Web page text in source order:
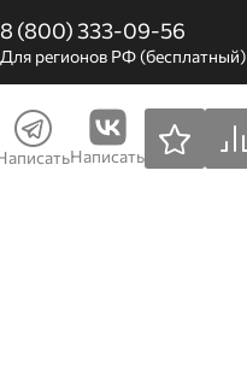
8 (800) 333-09-56
Для регионов РФ (бесплатный)
Написать